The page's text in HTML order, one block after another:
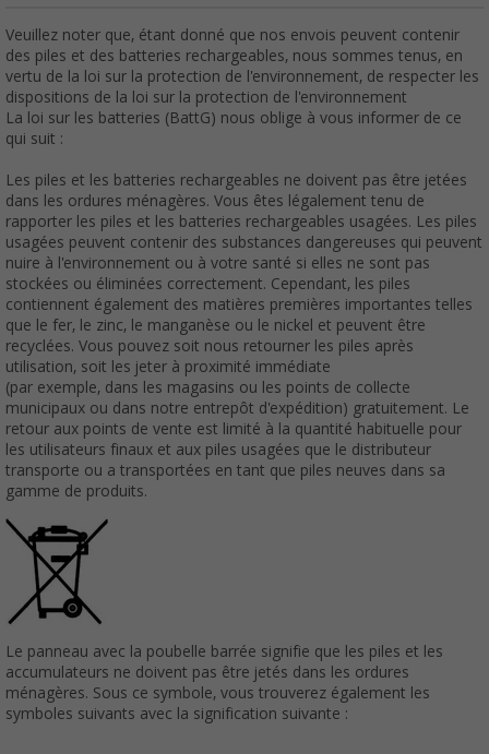
Veuillez noter que, étant donné que nos envois peuvent contenir
des piles et des batteries rechargeables, nous sommes tenus, en
vertu de la loi sur la protection de l'environnement, de respecter les
dispositions de la loi sur la protection de l'environnement
La loi sur les batteries (BattG) nous oblige à vous informer de ce
qui suit :
Les piles et les batteries rechargeables ne doivent pas être jetées
dans les ordures ménagères. Vous êtes légalement tenu de
rapporter les piles et les batteries rechargeables usagées. Les piles
usagées peuvent contenir des substances dangereuses qui peuvent
nuire à l'environnement ou à votre santé si elles ne sont pas
stockées ou éliminées correctement. Cependant, les piles
contiennent également des matières premières importantes telles
que le fer, le zinc, le manganèse ou le nickel et peuvent être
recyclées. Vous pouvez soit nous retourner les piles après
utilisation, soit les jeter à proximité immédiate
(par exemple, dans les magasins ou les points de collecte
municipaux ou dans notre entrepôt d'expédition) gratuitement. Le
retour aux points de vente est limité à la quantité habituelle pour
les utilisateurs finaux et aux piles usagées que le distributeur
transporte ou a transportées en tant que piles neuves dans sa
gamme de produits.
Le panneau avec la poubelle barrée signifie que les piles et les
accumulateurs ne doivent pas être jetés dans les ordures
ménagères. Sous ce symbole, vous trouverez également les
symboles suivants avec la signification suivante :